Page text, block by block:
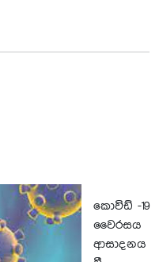
කොවිඩ් -19
වෛරසය
ආසාදනය